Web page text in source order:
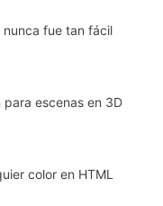
nunca fue tan fácil
para escenas en 3D
color en HTML